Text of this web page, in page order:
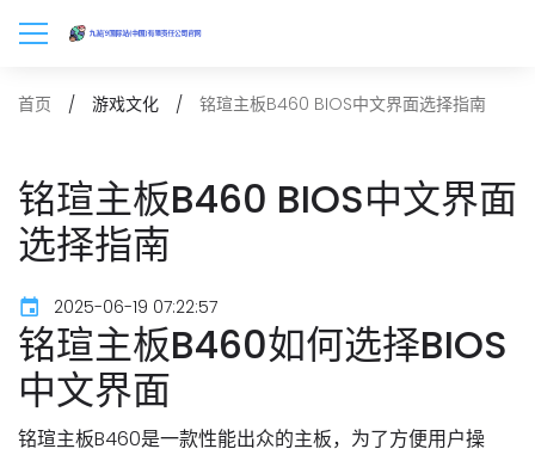
首页 游戏文化 铭瑄主板B460 BIOS中文界面选择指南
铭瑄主板B460 BIOS中文界面
选择指南
2025-06-19 07:22:57
铭瑄主板B460如何选择BIOS
中文界面
铭瑄主板B460是一款性能出众的主板，为了方便用户操